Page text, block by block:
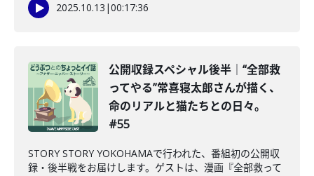
2025.10.13 |00:17:36
公開収録スペシャル後半｜“全部救
ってやる”常喜寝太郎さんが描く、
命のリアルと猫たちとの日々。
#55
STORY STORY YOKOHAMAで行われた、番組初の公開収
録・後半戦をお届けします。ゲストは、漫画『全部救って